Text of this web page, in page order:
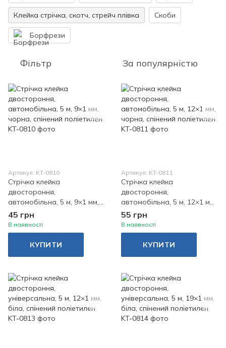
Клейка стрічка, скотч, стрейч плівка Скоби
Борфрези
Фільтр За популярністю
Артикул: KT-0810
Стрічка клейка
двостороння,
автомобільна, 5 м, 9×1 мм,
чорна, спінений поліетилен
45 грн
В наявності
КУПИТИ
Артикул: KT-0811
Стрічка клейка
двостороння,
автомобільна, 5 м, 12×1 мм,
чорна, спінений поліетилен
55 грн
В наявності
КУПИТИ